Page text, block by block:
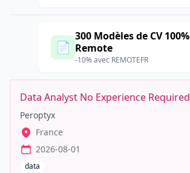
📄
300 Modèles de CV 100%
Remote
-10% avec REMOTEFR
Data Analyst No Experience Required
Peroptyx
France
2026-08-01
data